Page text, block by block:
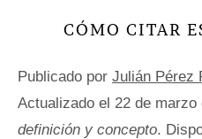
CÓMO CITAR
Publicado por Julián Pérez
Actualizado el 22 de marzo
definición y concepto.